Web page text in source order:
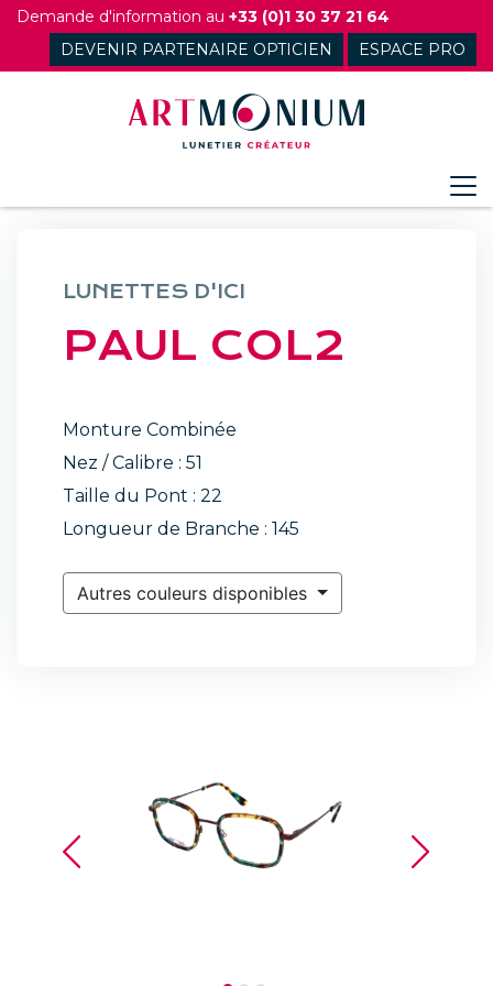
Skip
content
Demande d'information au +33 (0)1 30 37 21 64
DEVENIR PARTENAIRE OPTICIEN
ESPACE PRO
LUNETTES D'ICI
PAUL COL2
Monture Combinée
Nez / Calibre : 51
Taille du Pont : 22
Longueur de Branche : 145
Autres couleurs disponibles